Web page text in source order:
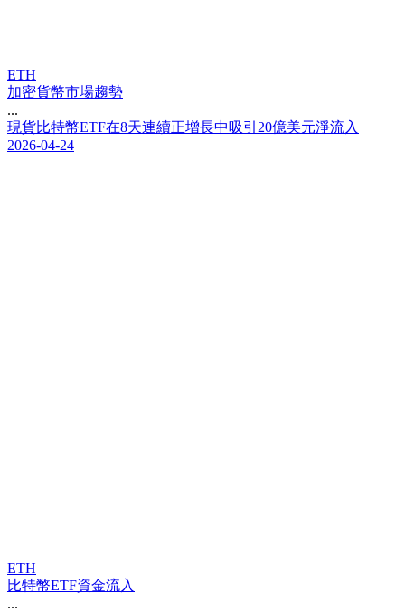
ETH
加密貨幣市場趨勢
...
現貨比特幣ETF在8天連續正增長中吸引 20億美元淨流入
2026-04-24
ETH
比特幣ETF資金流入
...